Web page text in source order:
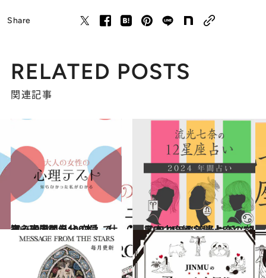
Share
RELATED POSTS
関連記事
2025.9.28
【心理テスト100本】で知る本当の自分 恋愛、仕事、人間関係…
占い 2023.12.16
【2024年の年間占い】“視える占い師”流光七奈の12星座占い
占い